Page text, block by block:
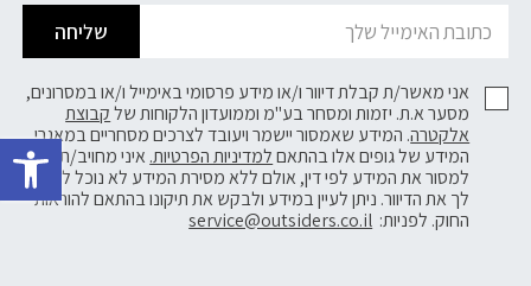
שליחה
אני מאשר/ת קבלת דיוור ו/או מידע פרסומי באימייל ו/או במסרונים,
מסער א.ת. יזמות ומסחר בע"מ וממועדון הלקוחות שלקבוצת
אלקטרה. המידע שאמסור יישמר ויעובד לצרכים מסחריים במאגרי
המידע של גופים אלו בהתאםלמדיניות הפרטיות. איני מחויב/ת
למסור את המידע לפי דין, אולם ללא מסירת המידע לא נוכל לשלוח
לך את הדיוור. ניתן לעיין במידע ולבקש את תיקונו בהתאם להוראות
החוק. לפניות: service@outsiders.co.il